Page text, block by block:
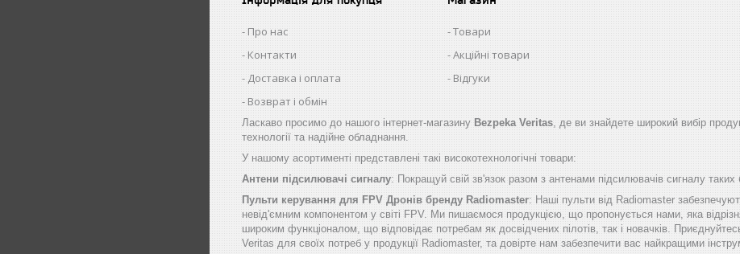
Про нас
Контакти
Доставка і оплата
Возврат і обмін
Товари
Акційні товари
Відгуки
Ласкаво просимо до нашого інтернет-магазину Bezpeka Veritas, де ви знайдете широкий вибір
технології та надійне обладнання.
У нашому асортименті представлені такі високотехнологічні товари:
Антени підсилювачі сигналу: Покращуй свій зв'язок разом з антенами підсилювачів сигналу
Пульти керування для FPV Дронів бренду Radiomaster: Наші пульти від Radiomaster
невід'ємним компонентом у світі FPV. Ми пишаємося продукцією, що пропонується нами, яка
широким функціоналом, що відповідає потребам як досвідчених пілотів, так і новачків.
Veritas для своїх потреб у продукції Radiomaster, та довірте нам забезпечити вас найкращими